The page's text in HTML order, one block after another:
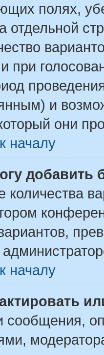
полях,
отдельной
при
и
они
началу
добавить
количества
началу
сообщения,